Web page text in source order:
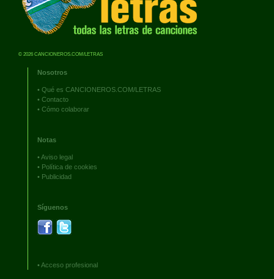
© 2026 CANCIONEROS.COM/LETRAS
Nosotros
• Qué es CANCIONEROS.COM/LETRAS
• Contacto
• Cómo colaborar
Notas
•Aviso legal
• Política de cookies
• Publicidad
Síguenos
•Acceso profesional